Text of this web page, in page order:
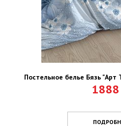
Постельное белье Бязь "Арт
1888